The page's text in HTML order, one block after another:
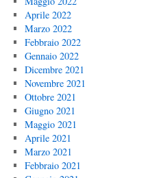
Aprile 2022
Marzo 2022
Febbraio 2022
Gennaio 2022
Dicembre 2021
Novembre 2021
Ottobre 2021
Giugno 2021
Maggio 2021
Aprile 2021
Marzo 2021
Febbraio 2021